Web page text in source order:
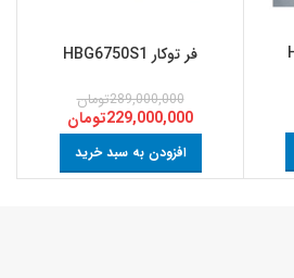
فر توکار HBG6750S1
289,000,000تومان
229,000,000تومان
افزودن به سبد خرید